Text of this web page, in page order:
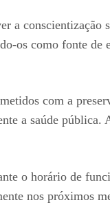
a conscientização
os como fonte de
com a
a saúde
o horário de
nos próximos